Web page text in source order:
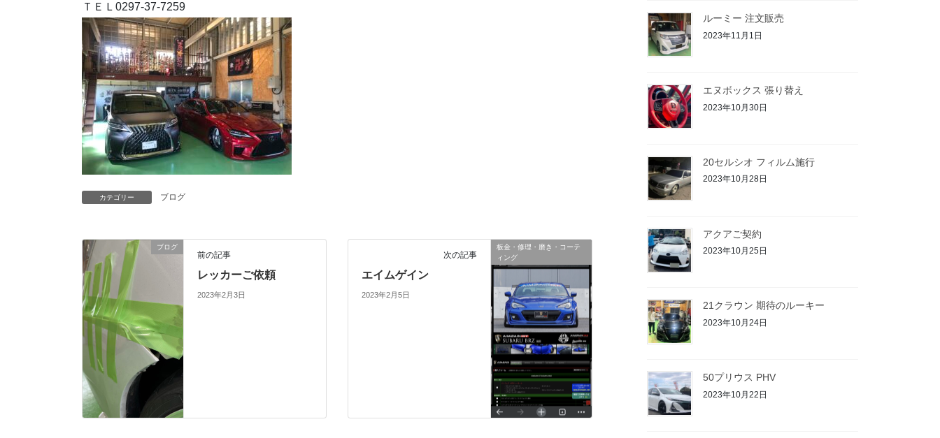
ＴＥＬ0297-37-7259
カテゴリー ブログ
ブログ
前の記事
レッカーご依頼
2023年2月3日
板金・修理・磨き・コーテ
ィング
次の記事
エイムゲイン
2023年2月5日
ルーミー 注文販売
2023年11月1日
エヌボックス 張り替え
2023年10月30日
20セルシオ フィルム施行
2023年10月28日
アクアご契約
2023年10月25日
21クラウン 期待のルーキー
2023年10月24日
50プリウス PHV
2023年10月22日